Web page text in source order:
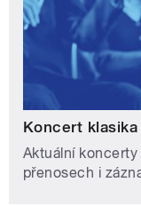
Koncert klasika
Aktuální
přenosech i